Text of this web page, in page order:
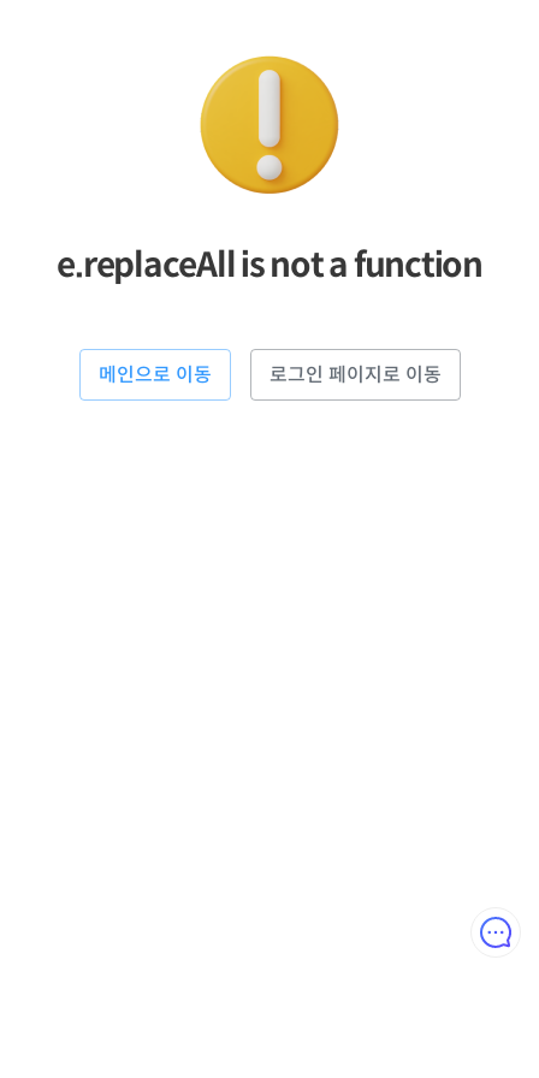
e.replaceAll is not a function
메인으로 이동 로그인 페이지로 이동